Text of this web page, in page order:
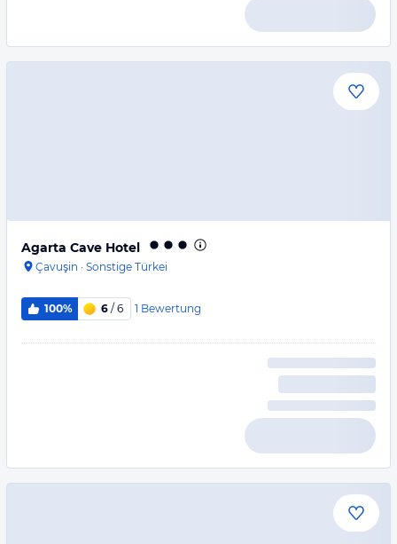
Agarta Cave Hotel
Çavuşin · Sonstige Türkei
100% 6 / 6 1 Bewertung